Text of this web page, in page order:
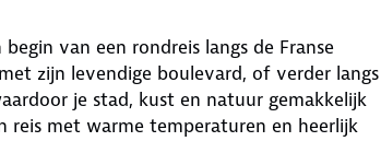
van een rondreis langs de Franse
zijn levendige boulevard, of verder langs
je stad, kust en natuur gemakkelijk
reis met warme temperaturen en heerlijk